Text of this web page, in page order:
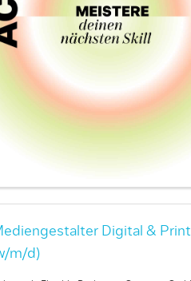
Digital & Print
m/d)